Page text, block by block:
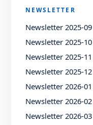
NEWSLETTER
Newsletter 2025-09
Newsletter 2025-10
Newsletter 2025-11
Newsletter 2025-12
Newsletter 2026-01
Newsletter 2026-02
Newsletter 2026-03